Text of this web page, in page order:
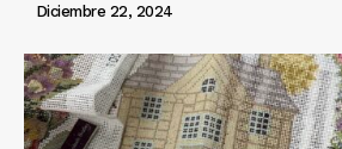
Diciembre 22, 2024